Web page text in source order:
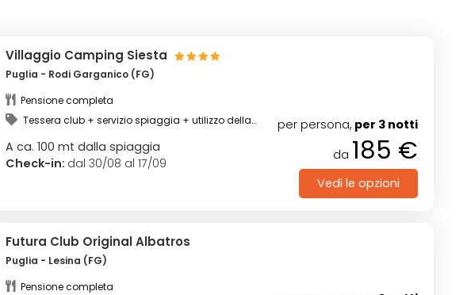
Villaggio Camping Siesta
Puglia - Rodi Garganico (FG)
Pensione completa
Tessera club + servizio spiaggia + utilizzo della
A ca. 100 mt dalla spiaggia
Check-in: dal 30/08 al 17/09
per persona, per 3 notti
da 185 €
Vedi le opzioni
Futura Club Original Albatros
Puglia - Lesina (FG)
Pensione completa